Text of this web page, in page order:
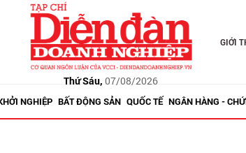
Thứ Sáu, 07/08/2026
GIỚI
NGHIỆP BẤT ĐỘNG SẢN QUỐC TẾ NGÂN HÀNG -